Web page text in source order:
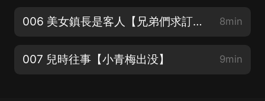
006 美女鎮長是客人【兄弟們求訂閱，猛更不停】 8min
007 兒時往事【小青梅出没】 9min